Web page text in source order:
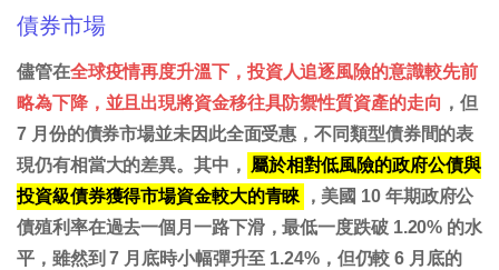
債券市場
儘管在全球疫情再度升溫下，投資人追逐風險的意識較先前
略為下降，並且出現將資金移往具防禦性質資產的走向 ，但
7 月份的債券市場並未因此全面受惠，不同類型債券間的表
現仍有相當大的差異。其中， 屬於相對低風險的政府公債與
投資級債券獲得市場資金較大的青睞
，美國 10 年期政府公
債殖利率在過去一個月一路下滑，最低一度跌破 1.20% 的水
平，雖然到 7 月底時小幅彈升至 1.24%，但仍較 6 月底的